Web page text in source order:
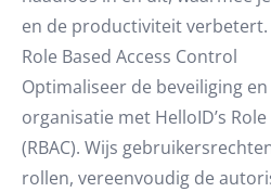
en de productiviteit verbetert.
Role Based Access Control
Optimaliseer de beveiliging
organisatie met HelloID’s
(RBAC). Wijs
rollen, vereenvoudig de